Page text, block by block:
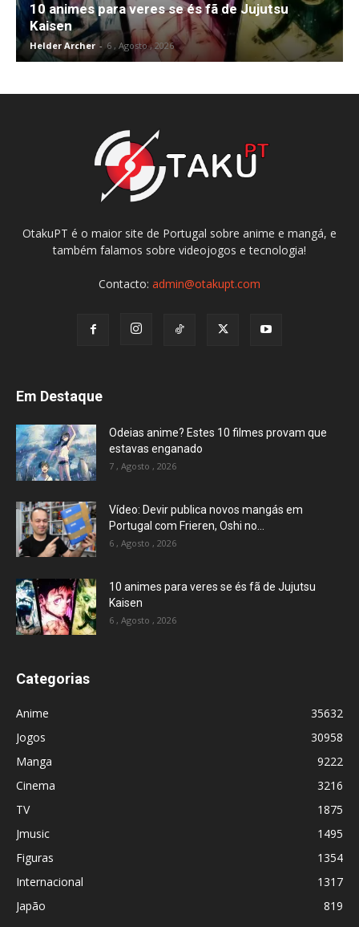
10 animes para veres se és fã de Jujutsu
Kaisen
Helder Archer - 6 , Agosto , 2026
OtakuPT é o maior site de Portugal sobre anime e mangá, e
também falamos sobre videojogos e tecnologia!
Contacto: admin@otakupt.com
Em Destaque
Odeias anime? Estes 10 filmes provam que
estavas enganado
7 , Agosto , 2026
Vídeo: Devir publica novos mangás em
Portugal com Frieren, Oshi no...
6 , Agosto , 2026
10 animes para veres se és fã de Jujutsu
Kaisen
6 , Agosto , 2026
Categorias
Anime
35632
Jogos
30958
Manga
9222
Cinema
3216
TV
1875
Jmusic
1495
Figuras
1354
Internacional
1317
Japão
819